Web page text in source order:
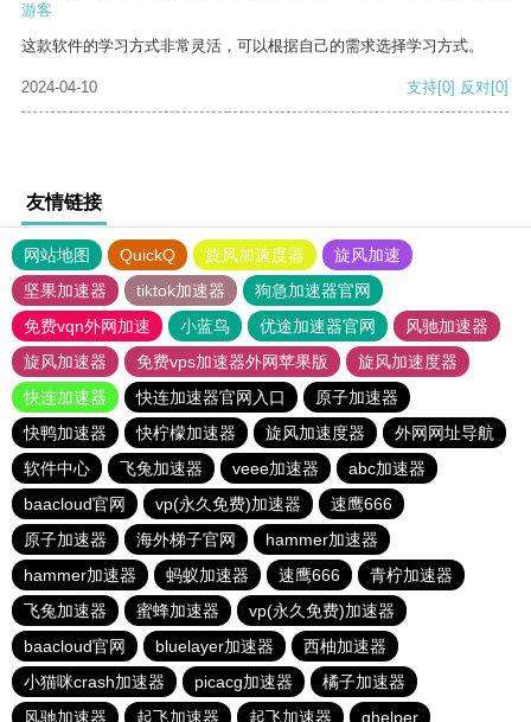
游客
这款软件的学习方式非常灵活，可以根据自己的需求选择学习方式。
2024-04-10 支持[0] 反对[0]
友情链接
网站地图 QuickQ 旋风加速度器
旋风加速
坚果加速器
tiktok加速器
狗急加速器官网
免费vqn外网加速
小蓝鸟 优途加速器官网
风驰加速器
旋风加速器
免费vps加速器外网苹果版
旋风加速度器
快连加速器
快连加速器官网入口
原子加速器
快鸭加速器
快柠檬加速器 旋风加速度器
外网网址导航
软件中心
飞兔加速器 veee加速器
abc加速器
baacloud官网
vp(永久免费)加速器
速鹰666
原子加速器
海外梯子官网
hammer加速器
hammer加速器
蚂蚁加速器 速鹰666
青柠加速器
飞兔加速器
蜜蜂加速器
vp(永久免费)加速器
baacloud官网
bluelayer加速器
西柚加速器
小猫咪crash加速器
picacg加速器
橘子加速器
风驰加速器
起飞加速器 起飞加速器 ghelper